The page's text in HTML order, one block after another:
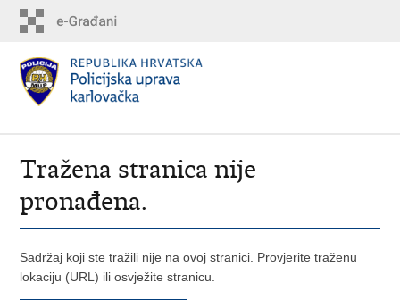
Tražena stranica nije
pronađena.
Sadržaj koji ste tražili nije na ovoj stranici. Provjerite traženu
lokaciju (URL) ili osvježite stranicu.